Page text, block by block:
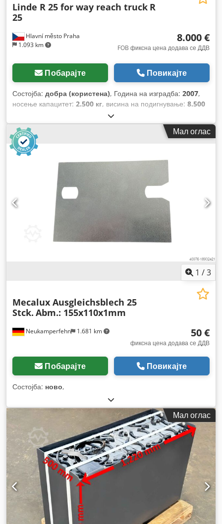
Hlavní město Praha
1.093 km
Linde R 25 for way reach truck R
25
8.000 €
FOB фиксна цена додава се ДДВ
Побарајте Повикајте
Состојба: добра (користена), Година на изградба: 2007,
носење капацитет: 2.500 кг, висина на подигнување: 8.500
electric
Мал оглас
1 /3
Neukamperfehn 1.681 km
Mecalux Ausgleichsblech 25
Stck. Abm.: 155x110x1mm
50 €
фиксна цена додава се ДДВ
Побарајте Повикајте
Состојба: ново,
Мал оглас